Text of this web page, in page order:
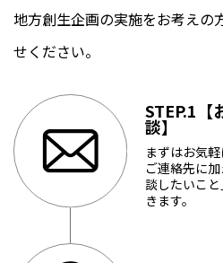
地方創生企画の実施をお考えの
せください。
STEP.1【
談】
まずはお気
ご連絡先に
談したいこ
きます。